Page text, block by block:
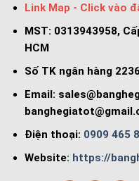
Link Map - Click vào
MST: 0313943958,
HCM
Số TK ngân hàng
Email:
Điện thoại: 0909 465
Website: https://